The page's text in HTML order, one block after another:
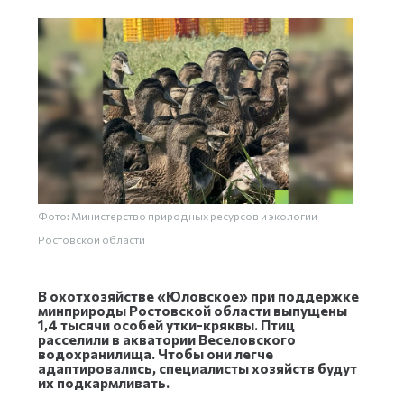
Фото: Министерство природных ресурсов и экологии
Ростовской области
В охотхозяйстве «Юловское» при поддержке
минприроды Ростовской области выпущены
1,4 тысячи особей утки-кряквы. Птиц
расселили в акватории Веселовского
водохранилища. Чтобы они легче
адаптировались, специалисты хозяйств будут
их подкармливать.